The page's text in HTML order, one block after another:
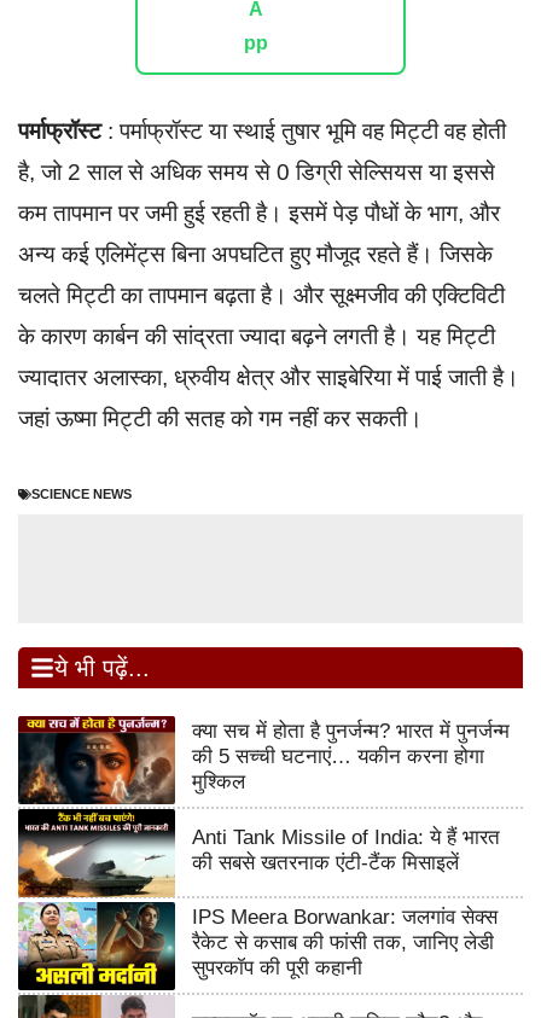
पर्माफ्रॉस्ट: पर्माफ्रॉस्ट या स्थाई तुषार भूमि वह मिट्टी वह होती
है, जो 2 साल से अधिक समय से 0 डिग्री सेल्सियस या इससे
कम तापमान पर जमी हुई रहती है। इसमें पेड़ पौधों के भाग, और
अन्य कई एलिमेंट्स बिना अपघटित हुए मौजूद रहते हैं। जिसके
चलते मिट्टी का तापमान बढ़ता है। और सूक्ष्मजीव की एक्टिविटी
के कारण कार्बन की सांद्रता ज्यादा बढ़ने लगती है। यह मिट्टी
ज्यादातर अलास्का, ध्रुवीय क्षेत्र और साइबेरिया में पाई जाती है।
जहां ऊष्मा मिट्टी की सतह को गम नहीं कर सकती।
SCIENCE NEWS
ये भी पढ़ें...
क्या सच में होता है पुनर्जन्म? भारत में पुनर्जन्म
की 5 सच्ची घटनाएं… यकीन करना होगा
मुश्किल
Anti Tank Missile of India: ये हैं भारत
की सबसे खतरनाक एंटी-टैंक मिसाइलें
IPS Meera Borwankar: जलगांव सेक्स
रैकेट से कसाब की फांसी तक, जानिए लेडी
सुपरकॉप की पूरी कहानी